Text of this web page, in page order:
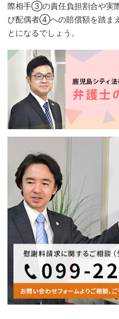
際相手③の責任負担割合や実
び配偶者④への賠償額を踏ま
とになるでしょう。